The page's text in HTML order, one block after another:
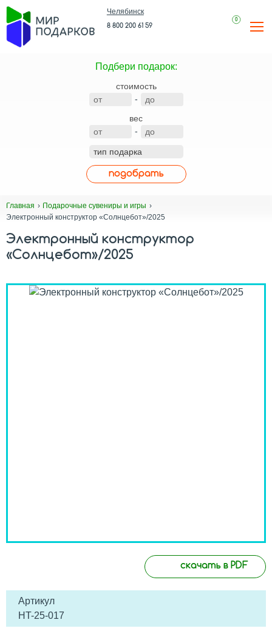
0
Челябинск
8 800 200 61 59
Подбери подарок:
стоимость
-
вес
-
подобрать
Главная
Подарочные сувениры и игры
Электронный конструктор «Солнцебот»/2025
Электронный конструктор
«Солнцебот»/2025
скачать в PDF
Артикул
HT-25-017